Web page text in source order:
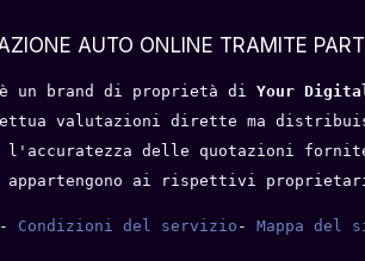
AUTO ONLINE TRAMITE
un brand di proprietà di Your
valutazioni dirette ma
l'accuratezza delle quotazioni
ai rispettivi
Condizioni del servizio - Mappa del